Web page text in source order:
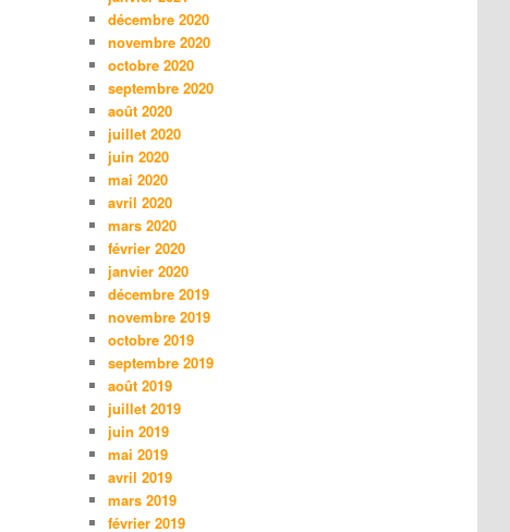
décembre 2020
novembre 2020
octobre 2020
septembre 2020
août 2020
juillet 2020
juin 2020
mai 2020
avril 2020
mars 2020
février 2020
janvier 2020
décembre 2019
novembre 2019
octobre 2019
septembre 2019
août 2019
juillet 2019
juin 2019
mai 2019
avril 2019
mars 2019
février 2019